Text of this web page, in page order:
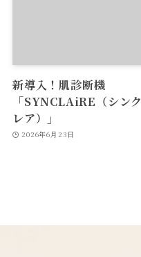
新導入！肌診断機
「SYNCLAiRE（シンク
レア）」
2026年6月23日